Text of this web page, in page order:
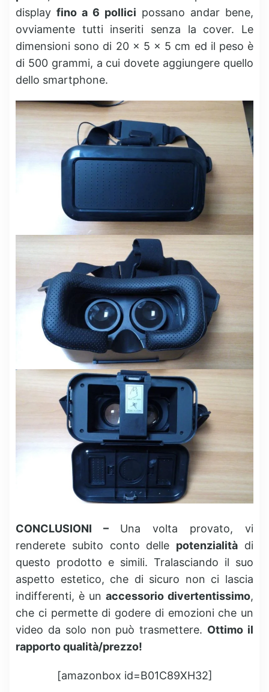
display fino a 6 pollici possano andar bene,
ovviamente tutti inseriti senza la cover. Le
dimensioni sono di 20 x 5 x 5 cm ed il peso è
di 500 grammi, a cui dovete aggiungere quello
dello smartphone.
CONCLUSIONI – Una volta provato, vi
renderete subito conto delle potenzialità di
questo prodotto e simili. Tralasciando il suo
aspetto estetico, che di sicuro non ci lascia
indifferenti, è un accessorio divertentissimo,
che ci permette di godere di emozioni che un
video da solo non può trasmettere. Ottimo il
rapporto qualità/prezzo!
[amazonbox id=B01C89XH32]